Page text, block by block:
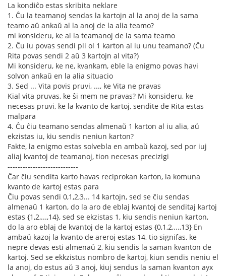
La kondiĉo estas skribita neklare
1. Ĉu la teamanoj sendas la kartojn al la anoj de la sama
teamo aŭ ankaŭ al la anoj de la alia teamo?
mi konsideru, ke al la teamanoj de la sama teamo
2. Ĉu iu povas sendi pli ol 1 karton al iu unu teamano? (Ĉu
Rita povas sendi 2 aŭ 3 kartojn al vita?)
Mi konsideru, ke ne, kvankam, eble la enigmo povas havi
solvon ankaŭ en la alia situacio
3. Sed ... Vita povis pruvi, ..., ke Vita ne pravas
Kial vita pruvas, ke ŝi mem ne pravas? Mi konsideru, ke
necesas pruvi, ke la kvanto de kartoj, sendite de Rita estas
malpara
4. Ĉu ĉiu teamano sendas almenaŭ 1 karton al iu alia, aŭ
ekzistas iu, kiu sendis neniun karton?
Fakte, la enigmo estas solvebla en ambaŭ kazoj, sed por iuj
aliaj kvantoj de teamanoj, tion necesas precizigi
----------------------------
Ĉar ĉiu sendita karto havas reciprokan karton, la komuna
kvanto de kartoj estas para
Ĉiu povas sendi 0,1,2,3... 14 kartojn, sed se ĉiu sendas
almenaŭ 1 karton, do la aro de eblaj kvantoj de senditaj kartoj
estas {1,2,...,14}, sed se ekzistas 1, kiu sendis neniun karton,
do la aro eblaj de kvantoj de la kartoj estas {0,1,2,...,13} En
ambaŭ kazoj la kvanto de areroj estas 14, tio signifas, ke
nepre devas esti almenaŭ 2, kiu sendis la saman kvanton de
kartoj. Sed se ekkzistus nombro de kartoj, kiun sendis neniu el
la anoj, do estus aŭ 3 anoj, kiuj sendus la saman kvanton ayx